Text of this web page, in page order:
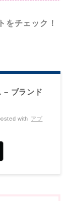
をチェック！
– ブランド
with アプ